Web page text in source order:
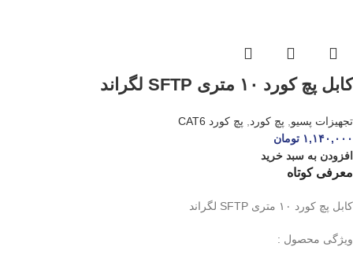
کابل پچ کورد ۱۰ متری SFTP لگراند
تجهیزات پسیو پچ کورد
پچ کورد CAT6
۱,۱۴۰,۰۰۰ تومان
افزودن به سبد خرید
معرفی کوتاه
کابل پچ کورد ۱۰ متری SFTP لگراند
ویژگی محصول :